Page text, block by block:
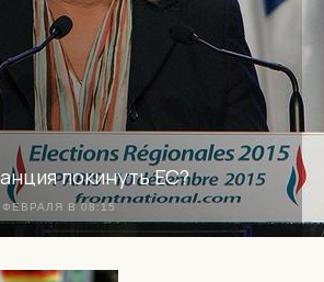
покинуть ЕС?
В 08:15